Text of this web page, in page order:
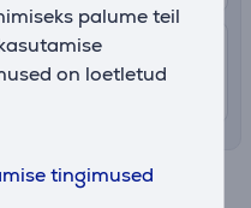
palume teil
on loetletud
tingimused